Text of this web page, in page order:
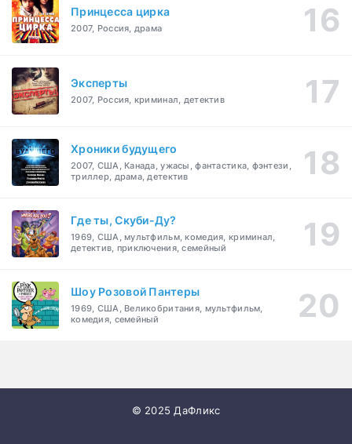
Принцесса цирка
2007, Россия, драма
Эксперты
2007, Россия, криминал, детектив
Хроники будущего
2007, США, Канада, ужасы, фантастика, фэнтези,
триллер, драма, детектив
Где ты, Скуби-Ду?
1969, США, мультфильм, комедия, криминал,
детектив, приключения, семейный
Шоу Розовой Пантеры
1969, США, Великобритания, мультфильм,
комедия, семейный
© 2025 ДаФликс